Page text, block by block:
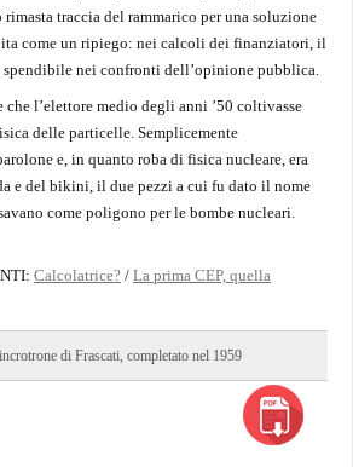
rimasta traccia del rammarico per una soluzione
come un ripiego: nei calcoli dei finanziatori, il
nei confronti dell’opinione pubblica.
che l’elettore medio degli anni ’50 coltivasse
delle particelle. Semplicemente
e, in quanto roba di fisica nucleare, era
e del bikini, il due pezzi a cui fu dato il nome
come poligono per le bombe nucleari.
Calcolatrice? / La prima CEP, quella
di Frascati, completato nel 1959